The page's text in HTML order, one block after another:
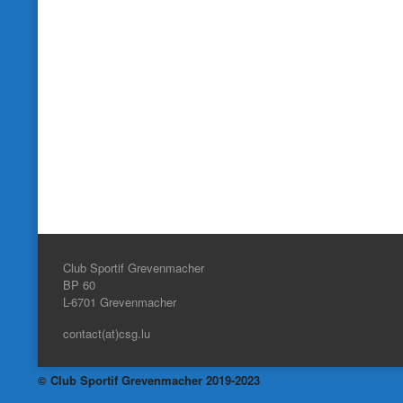
Club Sportif Grevenmacher
BP 60
L-6701 Grevenmacher
contact(at)csg.lu
© Club Sportif Grevenmacher 2019-2023